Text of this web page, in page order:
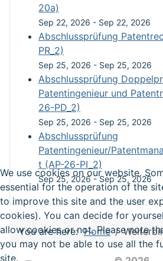
20a)
Sep 22, 2026 - Sep 22, 2026
Abschlussprüfung
PR_2)
Sep 25, 2026 - Sep 25, 2026
Abschlussprüfung
Patentingenieur und
26-PD_2)
Sep 25, 2026 - Sep 25, 2026
Abschlussprüfung
Patentingenieur/
t (AP-26-PI_2)
Sep 25, 2026-Sep 25, 2026
You are here:Home
We use cookies on our website.
essential for the operation of the
to improve this site and the user
cookies). You can decide for
allow cookies or not. Please note
you may not be able to use all the
site.